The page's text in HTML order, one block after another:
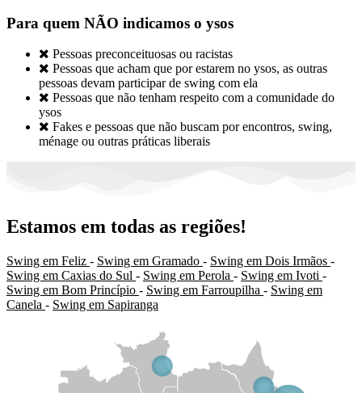
Para quem NÃO indicamos o ysos
 Pessoas preconceituosas ou racistas
 Pessoas que acham que por estarem no ysos, as outras
pessoas devam participar de swing com ela
 Pessoas que não tenham respeito com a comunidade do
ysos
 Fakes e pessoas que não buscam por encontros, swing,
ménage ou outras práticas liberais
Estamos em todas as regiões!
Swing em Feliz - Swing em Gramado - Swing em Dois Irmãos -
Swing em Caxias do Sul - Swing em Perola - Swing em Ivoti -
Swing em Bom Princípio - Swing em Farroupilha - Swing em
Canela - Swing em Sapiranga